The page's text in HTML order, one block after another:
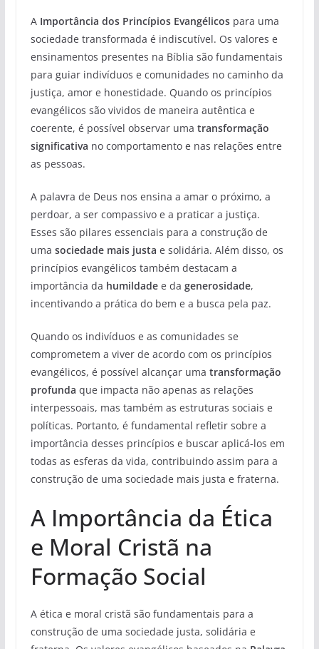
A Importância dos Princípios Evangélicospara uma
sociedade transformada é indiscutível. Os valores e
ensinamentos presentes na Bíblia são fundamentais
para guiar indivíduos e comunidades no caminho da
justiça, amor e honestidade. Quando os princípios
evangélicos são vividos de maneira autêntica e
coerente, é possível observar uma transformação
significativa no comportamento e nas relações entre
as pessoas.
A palavra de Deus nos ensina a amar o próximo, a
perdoar, a ser compassivo e a praticar a justiça.
Esses são pilares essenciais para a construção de
uma sociedade mais justa e solidária. Além disso, os
princípios evangélicos também destacam a
importância da humildadee da generosidade,
incentivando a prática do bem e a busca pela paz.
Quando os indivíduos e as comunidades se
comprometem a viver de acordo com os princípios
evangélicos, é possível alcançar uma transformação
profunda que impacta não apenas as relações
interpessoais, mas também as estruturas sociais e
políticas. Portanto, é fundamental refletir sobre a
importância desses princípios e buscar aplicá-los em
todas as esferas da vida, contribuindo assim para a
construção de uma sociedade mais justa e fraterna.
A Importância da Ética
e Moral Cristã na
Formação Social
A ética e moral cristã são fundamentais para a
construção de uma sociedade justa, solidária e